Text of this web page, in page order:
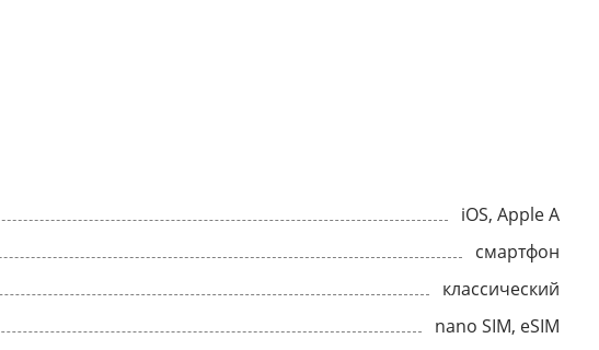
iOS, Apple A
смартфон
классический
nano SIM, eSIM